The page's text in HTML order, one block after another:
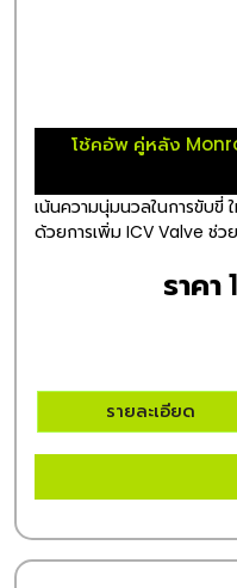
โช้คอัพ คู่หลัง
เน้นความนุ่มนวลในการขับขี่
ด้วยการเพิ่ม ICV Valve ช่
ราคา
รายละเอียด